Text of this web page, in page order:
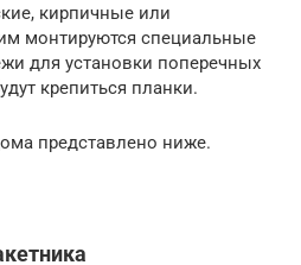
кирпичные или
монтируются специальные
для установки поперечных
крепиться планки.
представлено ниже.